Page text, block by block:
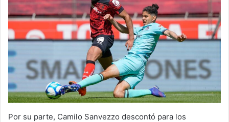
Por su parte, Camilo Sanvezzo descontó para los